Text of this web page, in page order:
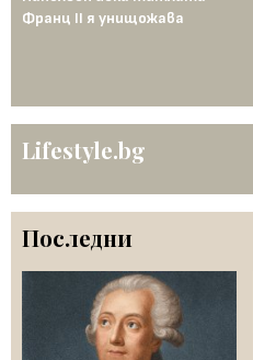
Франц II я унищожава
Lifestyle.bg
Последни